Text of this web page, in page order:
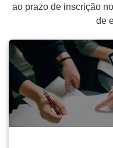
ao prazo de inscrição
de